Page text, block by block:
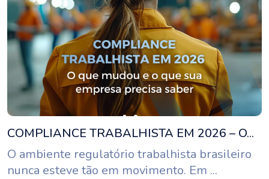
COMPLIANCE TRABALHISTA EM 2026 – O...
O ambiente regulatório trabalhista brasileiro
nunca esteve tão em movimento. Em ...